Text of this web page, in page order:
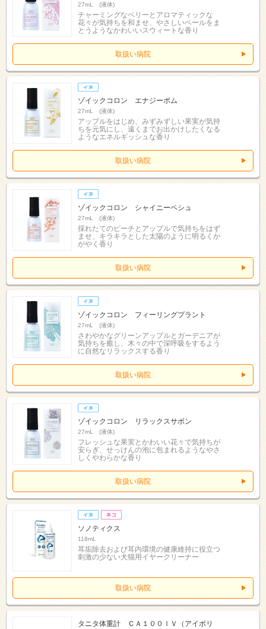
27mL (液体)
チャーミングなベリーとアロマティックな
花々が気持ちを和ませ、やさしいベールをま
とうようなかわいいスウィートな香り
取扱い病院
ゾイックコロン エナジーポム
27mL (液体)
アップルをはじめ、みずみずしい果実が気持
ちを元気にし、遠くまでお出かけしたくなる
ようなエネルギッシュな香り
取扱い病院
ゾイックコロン シャイニーペシュ
27mL (液体)
採れたてのピーチとアップルで気持ちをはず
ませ、キラキラとした太陽のように明るくか
がやく香り
取扱い病院
ゾイックコロン フィーリングプラント
27mL (液体)
さわやかなグリーンアップルとガーデニアが
気持ちを癒し、木々の中で深呼吸をするよう
に自然なリラックスする香り
取扱い病院
ゾイックコロン リラックスサボン
27mL (液体)
フレッシュな果実とかわいい花々で気持ちが
安らぎ、せっけんの泡に包まれるようなやさ
しくやわらかな香り
取扱い病院
ソノティクス
118mL
耳垢除去および耳内環境の健康維持に役立つ
刺激の少ない犬猫用イヤークリーナー
取扱い病院
タニタ体重計 ＣＡ１００ＩＶ（アイボリ